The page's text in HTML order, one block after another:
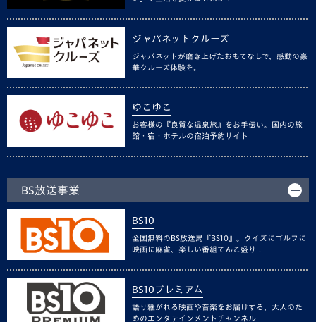
ジャパネットクルーズ
ジャパネットが磨き上げたおもてなしで、感動の豪
華クルーズ体験を。
ゆこゆこ
お客様の『良質な温泉旅』をお手伝い。国内の旅
館・宿・ホテルの宿泊予約サイト
BS放送事業
BS10
全国無料のBS放送局『BS10』。クイズにゴルフに
映画に麻雀、楽しい番組てんこ盛り！
BS10プレミアム
語り継がれる映画や音楽をお届けする、大人のた
めのエンタテインメントチャンネル